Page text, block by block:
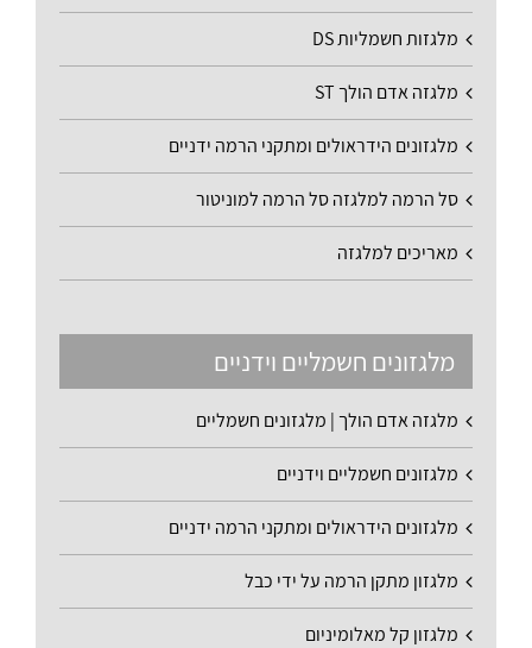
מלגזות חשמליות DS
מלגזה אדם הולך ST
מלגזונים הידראולים ומתקני הרמה ידניים
סל הרמה למלגזה סל הרמה למוניטור
מאריכים למלגזה
מלגזונים חשמליים וידניים
מלגזה אדם הולך | מלגזונים חשמליים
מלגזונים חשמליים וידניים
מלגזונים הידראולים ומתקני הרמה ידניים
מלגזון מתקן הרמה על ידי כבל
מלגזון קל מאלומיניום